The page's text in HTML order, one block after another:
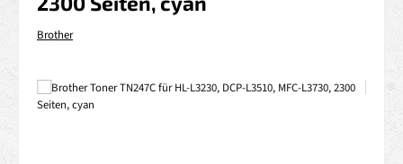
Brother
Bildergalerie überspringen